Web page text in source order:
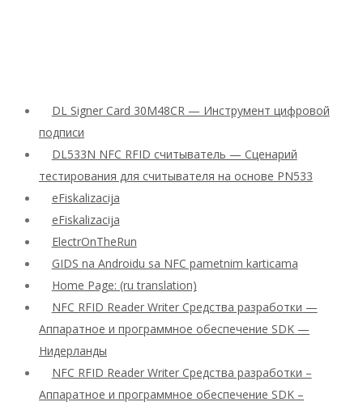
DL Signer Card 30M48CR — Инструмент цифровой
подписи
DL533N NFC RFID считыватель — Сценарий
тестирования для считывателя на основе PN533
eFiskalizacija
eFiskalizacija
ElectrOnTheRun
GIDS na Androidu sa NFC pametnim karticama
Home Page: (ru translation)
NFC RFID Reader Writer Средства разработки —
Аппаратное и программное обеспечение SDK —
Нидерланды
NFC RFID Reader Writer Средства разработки –
Аппаратное и программное обеспечение SDK –